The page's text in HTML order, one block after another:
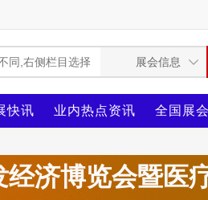
快讯 业内热点资讯 全国展
济博览会暨医